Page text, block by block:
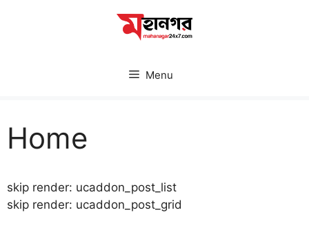
Menu
Home
skip render: ucaddon_post_list
skip render: ucaddon_post_grid